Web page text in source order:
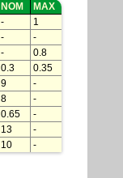
NOM
MAX
-
1
-
-
-
0.8
0.3
0.35
9
-
8
-
0.65
-
13
-
10 -